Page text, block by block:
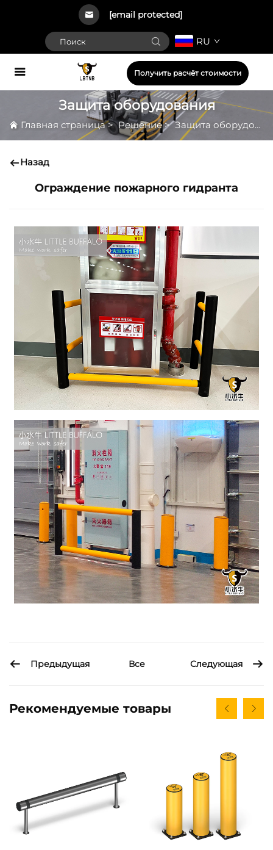
[email protected]
RU
Получить расчёт стоимости
Защита оборудования
Главная страница>Решение>Защита оборудования
Назад
Ограждение пожарного гидранта
Предыдущая Все Следующая
Рекомендуемые товары